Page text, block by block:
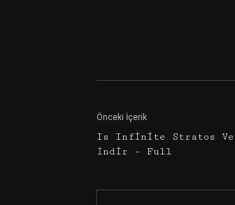
Önceki İçerik
Is Infinite Stratos
İndir – Full